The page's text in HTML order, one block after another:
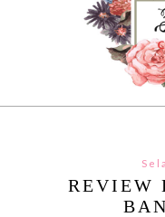
REVIEW